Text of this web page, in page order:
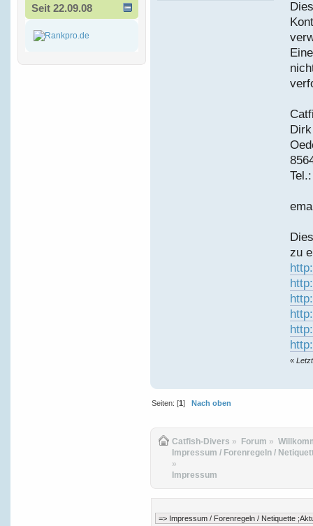
Seit 22.09.08
zu
«
Seiten: [1] Nach oben
Catfish-Divers » Forum »
Impressum / Forenregeln /
»
Impressum